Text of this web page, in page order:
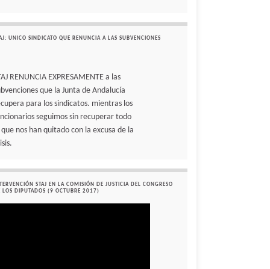
UNICO SINDICATO QUE RENUNCIA A LAS SUBVENCIONES
RENUNCIA EXPRESAMENTE a las
que la Junta de Andalucía
para los sindicatos. mientras los
seguimos sin recuperar todo
que nos han quitado con la excusa de la
STAJ EN LA COMISIÓN DE JUSTICIA DEL CONGRESO
LOS DIPUTADOS (9 OCTUBRE 2017)